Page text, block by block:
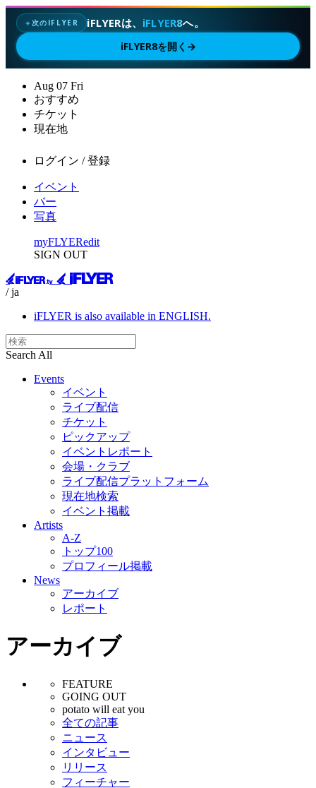
✦次のIFLYER iFLYERは、 iFLYER8へ。
iFLYER8を開く →
Aug 07 Fri
おすすめ
チケット
現在地
ログイン / 登録
イベント
バー
写真
myFLYERedit
SIGN OUT
/ ja
iFLYER is also available in ENGLISH.
Search All
Events
イベント
ライブ配信
チケット
ピックアップ
イベントレポート
会場・クラブ
ライブ配信プラットフォーム
現在地検索
イベント掲載
Artists
A-Z
トップ100
プロフィール掲載
News
アーカイブ
レポート
アーカイブ
FEATURE
GOING OUT
potato will eat you
全ての記事
ニュース
インタビュー
リリース
フィーチャー